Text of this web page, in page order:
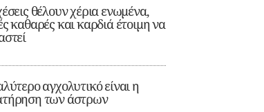
θέλουν χέρια ενωμένα,
καθαρές και καρδιά έτοιμη να
αγχολυτικό είναι η
των άστρων